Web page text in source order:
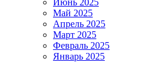
Июнь 2025
Май 2025
Апрель 2025
Март 2025
Февраль 2025
Январь 2025